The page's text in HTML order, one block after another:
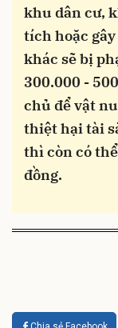
khu dân cư,
tích hoặc
khác sẽ bị
300.000 -
chủ để vật
thiệt hại tài
thì còn có
đồng.